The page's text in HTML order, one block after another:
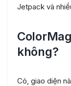
Jetpack và
không?
Có, giao diện